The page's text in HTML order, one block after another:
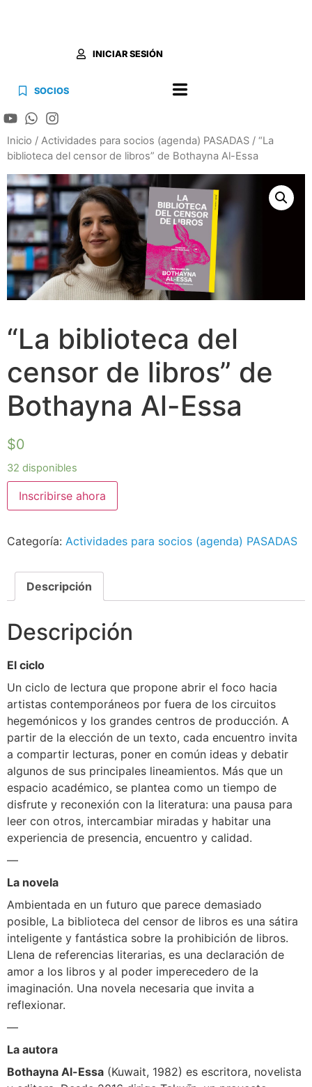
SOCIOS
INICIAR SESIÓN
Inicio / Actividades para socios (agenda) PASADAS / “La
biblioteca del censor de libros” de Bothayna Al-Essa
“La biblioteca del
censor de libros” de
Bothayna Al-Essa
$0
32 disponibles
Inscribirse ahora
Categoría: Actividades para socios (agenda) PASADAS
Descripción
Descripción
El ciclo
Un ciclo de lectura que propone abrir el foco hacia
artistas contemporáneos por fuera de los circuitos
hegemónicos y los grandes centros de producción. A
partir de la elección de un texto, cada encuentro invita
a compartir lecturas, poner en común ideas y debatir
algunos de sus principales lineamientos. Más que un
espacio académico, se plantea como un tiempo de
disfrute y reconexión con la literatura: una pausa para
leer con otros, intercambiar miradas y habitar una
experiencia de presencia, encuentro y calidad.
—
La novela
Ambientada en un futuro que parece demasiado
posible, La biblioteca del censor de libros es una sátira
inteligente y fantástica sobre la prohibición de libros.
Llena de referencias literarias, es una declaración de
amor a los libros y al poder imperecedero de la
imaginación. Una novela necesaria que invita a
reflexionar.
—
La autora
Bothayna Al-Essa (Kuwait, 1982) es escritora, novelista